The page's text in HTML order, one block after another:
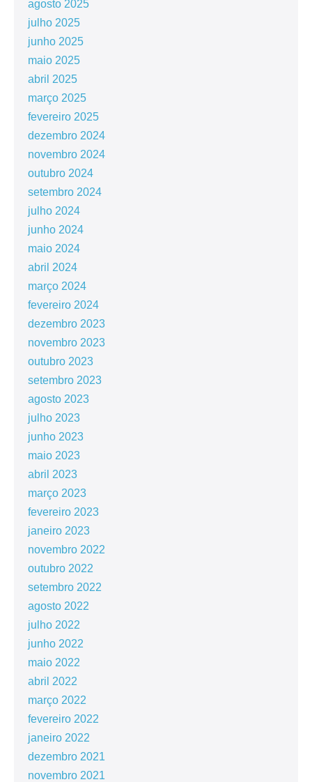
agosto 2025
julho 2025
junho 2025
maio 2025
abril 2025
março 2025
fevereiro 2025
dezembro 2024
novembro 2024
outubro 2024
setembro 2024
julho 2024
junho 2024
maio 2024
abril 2024
março 2024
fevereiro 2024
dezembro 2023
novembro 2023
outubro 2023
setembro 2023
agosto 2023
julho 2023
junho 2023
maio 2023
abril 2023
março 2023
fevereiro 2023
janeiro 2023
novembro 2022
outubro 2022
setembro 2022
agosto 2022
julho 2022
junho 2022
maio 2022
abril 2022
março 2022
fevereiro 2022
janeiro 2022
dezembro 2021
novembro 2021